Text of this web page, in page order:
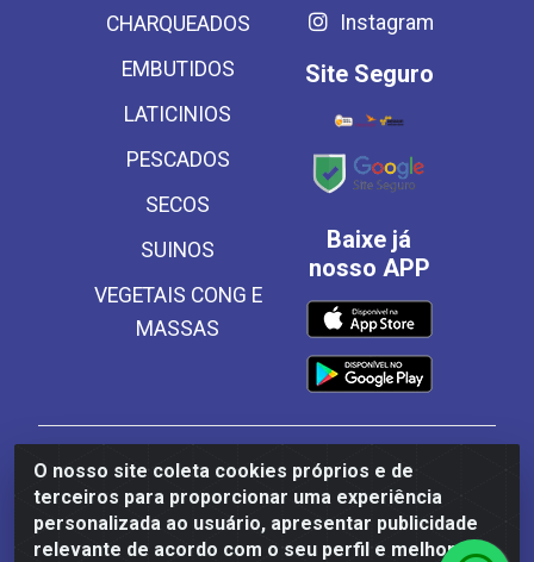
O nosso site coleta cookies próprios e de
terceiros para proporcionar uma experiência
personalizada ao usuário, apresentar publicidade
relevante de acordo com o seu perfil e melhorar a
CHARQUEADOS
EMBUTIDOS
LATICINIOS
PESCADOS
SECOS
SUINOS
VEGETAIS CONG E
MASSAS
Instagram
Site Seguro
Baixe já
nosso APP
Frinscal - Distribuidora e Importadora de Alimentos
LTDA - Rodovia BR 101 Sul Km 187, 310 Galpão - Santa
Rosa, Palmares/PE - CEP 55540-000 - CNPJ
03.504.437/0001-50